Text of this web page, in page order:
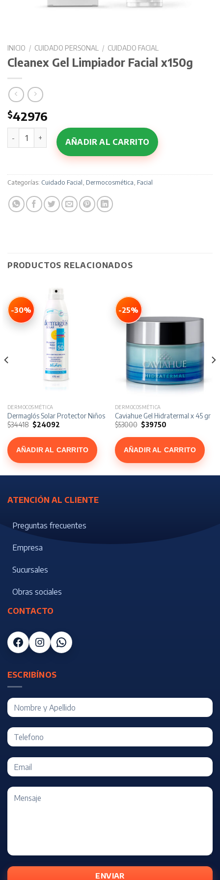
INICIO / CUIDADO PERSONAL / CUIDADO FACIAL
Cleanex Gel Limpiador Facial x150g
$42976
Cleanex Gel Limpiador Facial x150g cantidad
AÑADIR AL CARRITO
Categorías: Cuidado Facial, Dermocosmética, Facial
PRODUCTOS RELACIONADOS
-30%
DERMOCOSMÉTICA
Dermaglós Solar Protector Niños Spray FPS 50 x 170 ml
$34418 El
precio
original
$34418.
$24092El
actual
$24092.
AÑADIR AL CARRITO
-25%
DERMOCOSMÉTICA
Caviahue Gel Hidratermal x 45 gr
$53000 El
precio
original
$53000.
$39750El
actual
$39750.
AÑADIR AL CARRITO
ATENCIÓN AL CLIENTE
Preguntas frecuentes
Empresa
Sucursales
Obras sociales
CONTACTO
Facebook
Instagram
WhatsApp
ESCRIBÍNOS